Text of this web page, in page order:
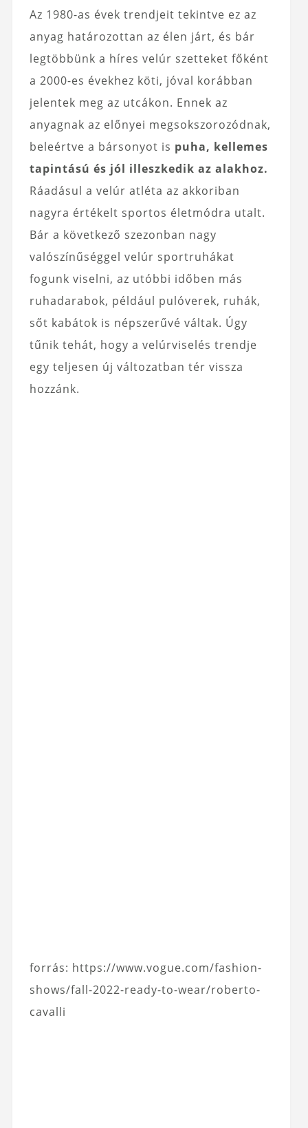
Az 1980-as évek trendjeit tekintve ez az
anyag határozottan az élen járt, és bár
legtöbbünk a híres velúr szetteket főként
a 2000-es évekhez köti, jóval korábban
jelentek meg az utcákon. Ennek az
anyagnak az előnyei megsokszorozódnak,
beleértve a bársonyot is puha, kellemes
tapintású és jól illeszkedik az alakhoz.
Ráadásul a velúr atléta az akkoriban
nagyra értékelt sportos életmódra utalt.
Bár a következő szezonban nagy
valószínűséggel velúr sportruhákat
fogunk viselni, az utóbbi időben más
ruhadarabok, például pulóverek, ruhák,
sőt kabátok is népszerűvé váltak. Úgy
tűnik tehát, hogy a velúrviselés trendje
egy teljesen új változatban tér vissza
hozzánk.
forrás: https://www.vogue.com/fashion-
shows/fall-2022-ready-to-wear/roberto-
cavalli